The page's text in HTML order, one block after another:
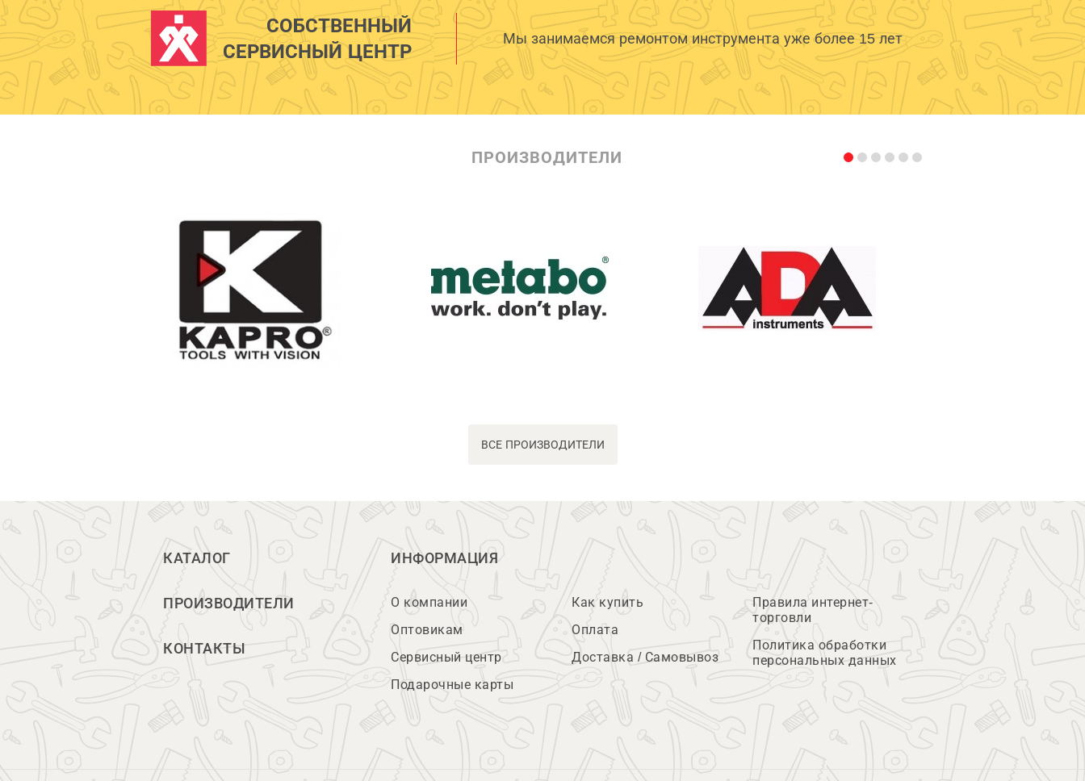
СОБСТВЕННЫЙ
СЕРВИСНЫЙ ЦЕНТР
Мы занимаемся ремонтом инструмента уже более 15 лет
ПРОИЗВОДИТЕЛИ
ВСЕ ПРОИЗВОДИТЕЛИ
КАТАЛОГ
ПРОИЗВОДИТЕЛИ
КОНТАКТЫ
ИНФОРМАЦИЯ
О компании
Оптовикам
Сервисный центр
Подарочные карты
Как купить
Оплата
Доставка / Самовывоз
Правила интернет-
торговли
Политика обработки
персональных данных